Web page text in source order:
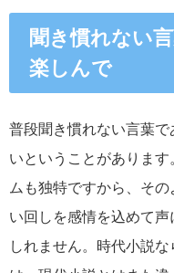
聞き慣れない
楽しんで
普段聞き慣れない言葉
いということがありま
ムも独特ですから、そ
い回しを感情を込めて
しれません。時代小説な